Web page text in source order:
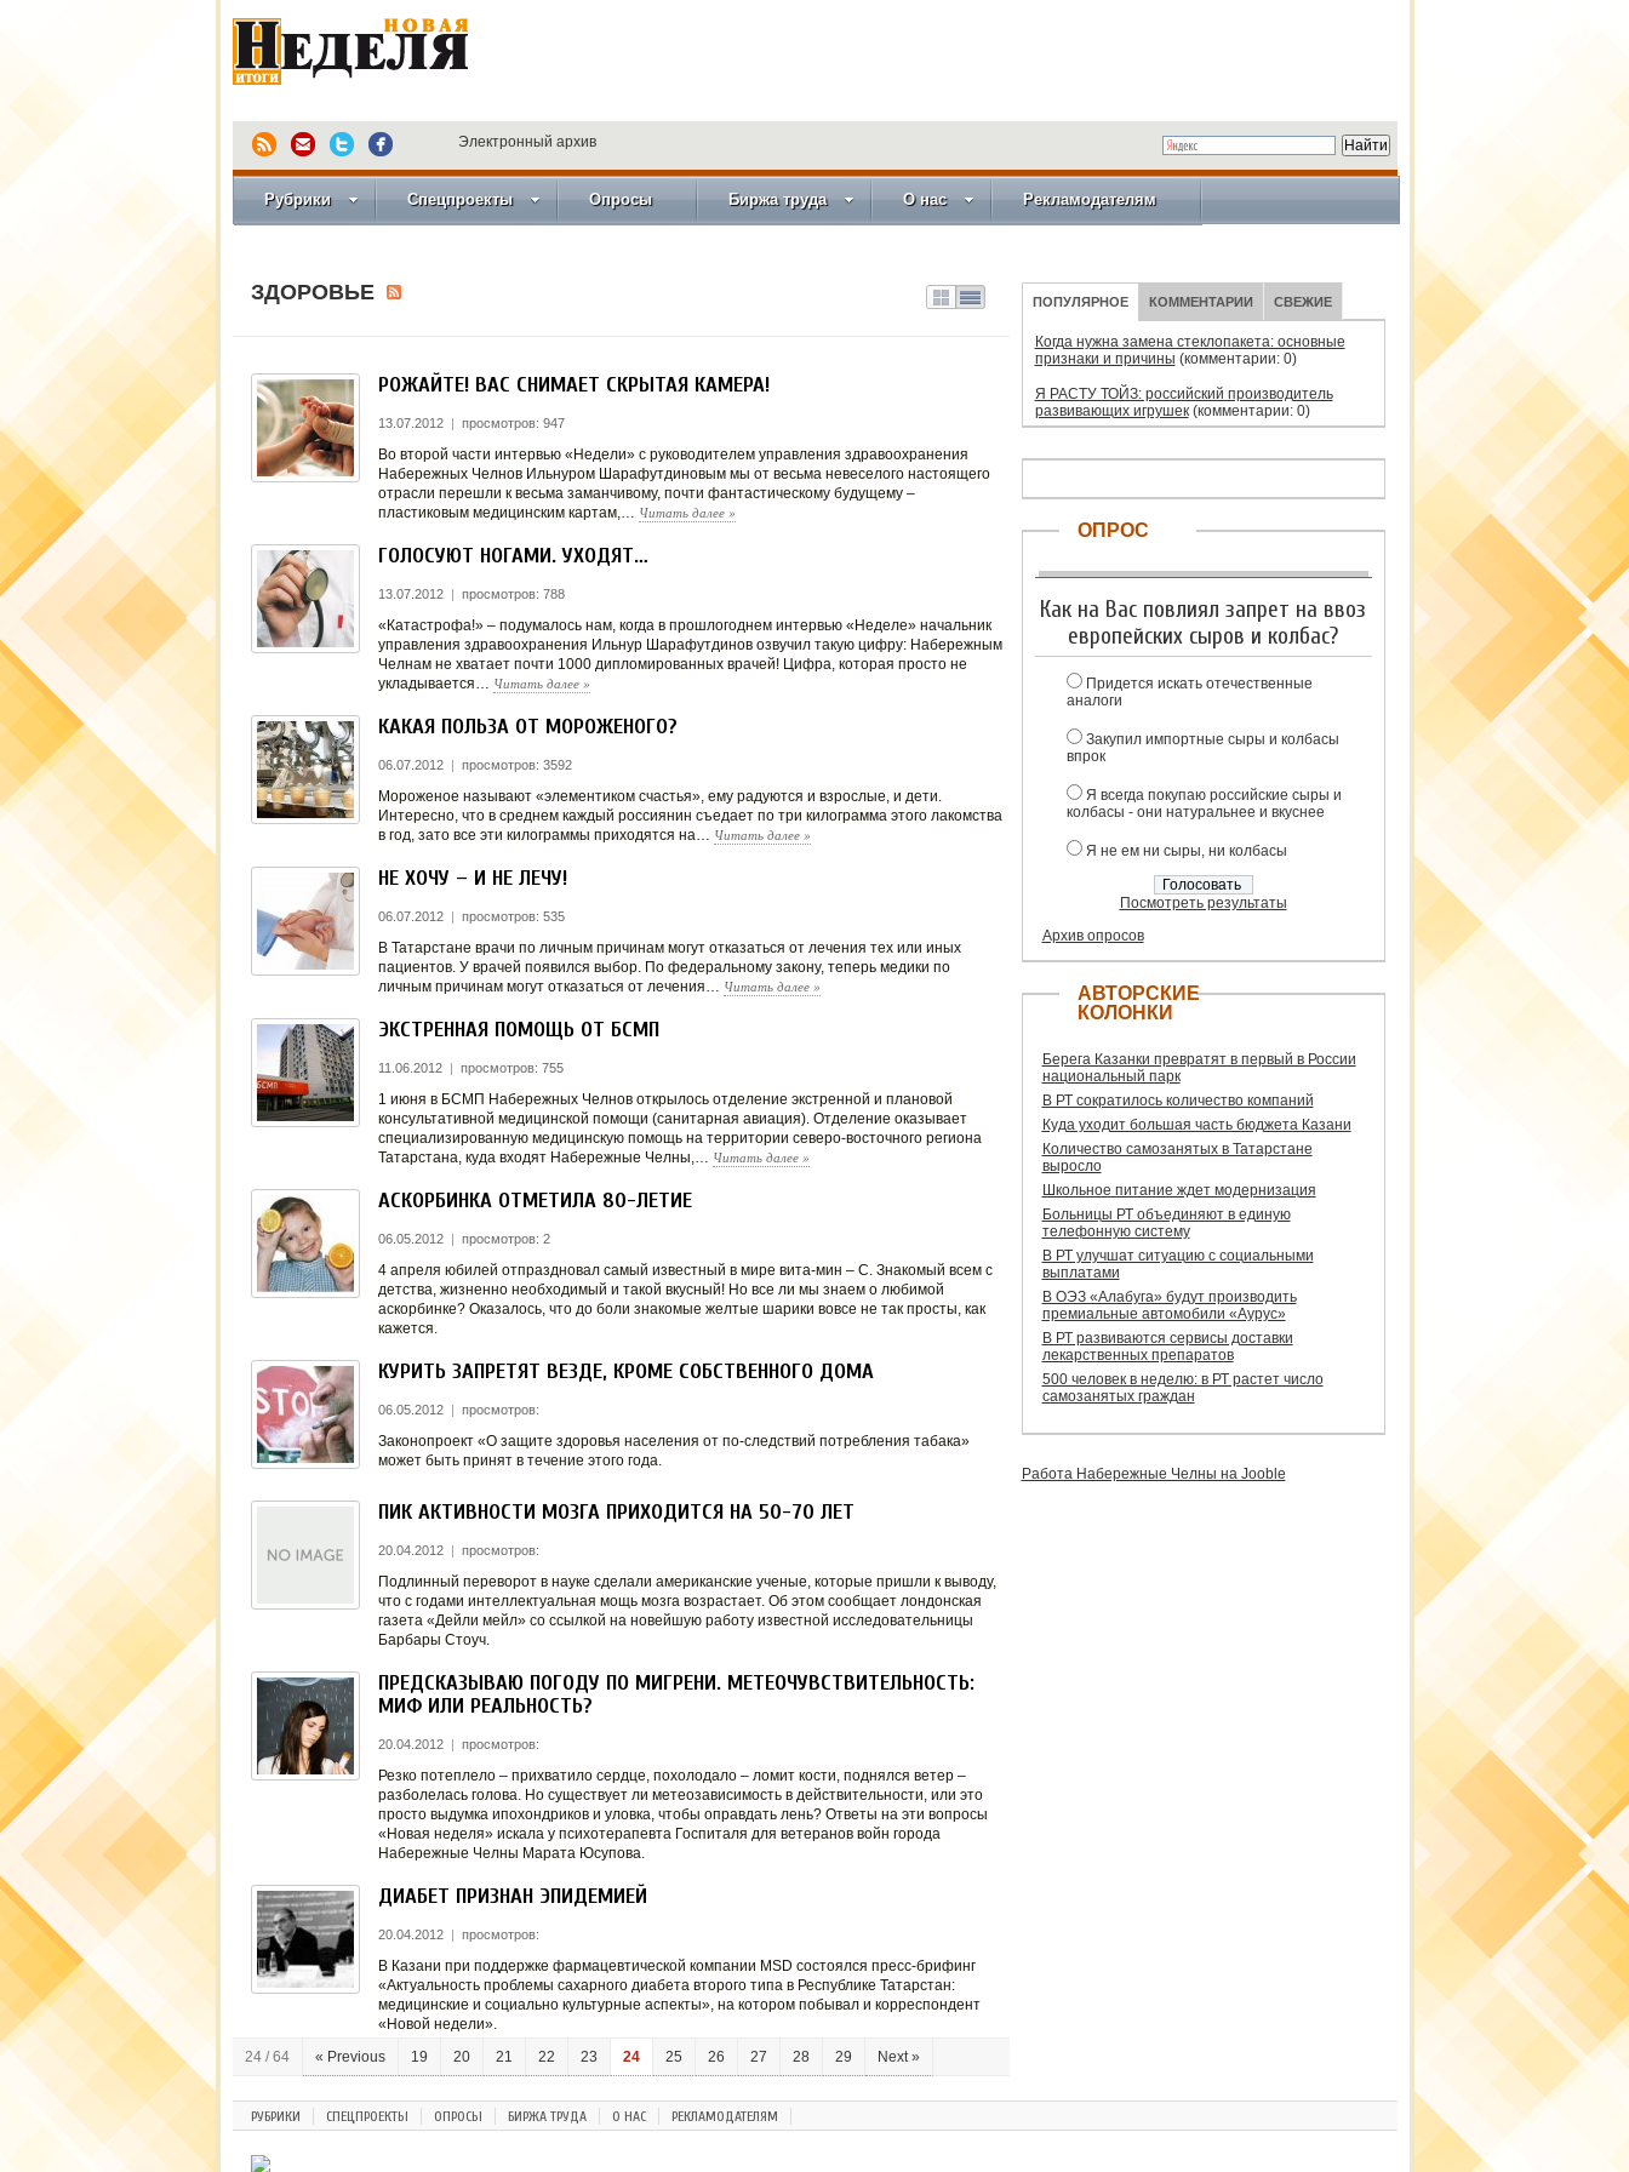
Электронный архив
Рубрики Спецпроекты Опросы Биржа труда О нас Рекламодателям
ЗДОРОВЬЕ
РОЖАЙТЕ! ВАС СНИМАЕТ СКРЫТАЯ КАМЕРА!
13.07.2012 | просмотров: 947
Во второй части интервью «Недели» с руководителем управления здравоохранения
Набережных Челнов Ильнуром Шарафутдиновым мы от весьма невеселого настоящего
отрасли перешли к весьма заманчивому, почти фантастическому будущему –
пластиковым медицинским картам,… Читать далее »
ГОЛОСУЮТ НОГАМИ. УХОДЯТ…
13.07.2012 | просмотров: 788
«Катастрофа!» – подумалось нам, когда в прошлогоднем интервью «Неделе» начальник
управления здравоохранения Ильнур Шарафутдинов озвучил такую цифру: Набережным
Челнам не хватает почти 1000 дипломированных врачей! Цифра, которая просто не
укладывается… Читать далее »
КАКАЯ ПОЛЬЗА ОТ МОРОЖЕНОГО?
06.07.2012 | просмотров: 3592
Мороженое называют «элементиком счастья», ему радуются и взрослые, и дети.
Интересно, что в среднем каждый россиянин съедает по три килограмма этого лакомства
в год, зато все эти килограммы приходятся на… Читать далее »
НЕ ХОЧУ – И НЕ ЛЕЧУ!
06.07.2012 | просмотров: 535
В Татарстане врачи по личным причинам могут отказаться от лечения тех или иных
пациентов. У врачей появился выбор. По федеральному закону, теперь медики по
личным причинам могут отказаться от лечения… Читать далее »
ЭКСТРЕННАЯ ПОМОЩЬ ОТ БСМП
11.06.2012 | просмотров: 755
1 июня в БСМП Набережных Челнов открылось отделение экстренной и плановой
консультативной медицинской помощи (санитарная авиация). Отделение оказывает
специализированную медицинскую помощь на территории северо-восточного региона
Татарстана, куда входят Набережные Челны,… Читать далее »
АСКОРБИНКА ОТМЕТИЛА 80-ЛЕТИЕ
06.05.2012 | просмотров: 2
4 апреля юбилей отпраздновал самый известный в мире вита-мин – С. Знакомый всем с
детства, жизненно необходимый и такой вкусный! Но все ли мы знаем о любимой
аскорбинке? Оказалось, что до боли знакомые желтые шарики вовсе не так просты, как
кажется.
КУРИТЬ ЗАПРЕТЯТ ВЕЗДЕ, КРОМЕ СОБСТВЕННОГО ДОМА
06.05.2012 | просмотров:
Законопроект «О защите здоровья населения от по-следствий потребления табака»
может быть принят в течение этого года.
ПИК АКТИВНОСТИ МОЗГА ПРИХОДИТСЯ НА 50-70 ЛЕТ
20.04.2012 | просмотров:
Подлинный переворот в науке сделали американские ученые, которые пришли к выводу,
что с годами интеллектуальная мощь мозга возрастает. Об этом сообщает лондонская
газета «Дейли мейл» со ссылкой на новейшую работу известной исследовательницы
Барбары Стоуч.
ПРЕДСКАЗЫВАЮ ПОГОДУ ПО МИГРЕНИ. МЕТЕОЧУВСТВИТЕЛЬНОСТЬ:
МИФ ИЛИ РЕАЛЬНОСТЬ?
20.04.2012 | просмотров:
Резко потеплело – прихватило сердце, похолодало – ломит кости, поднялся ветер –
разболелась голова. Но существует ли метеозависимость в действительности, или это
просто выдумка ипохондриков и уловка, чтобы оправдать лень? Ответы на эти вопросы
«Новая неделя» искала у психотерапевта Госпиталя для ветеранов войн города
Набережные Челны Марата Юсупова.
ДИАБЕТ ПРИЗНАН ЭПИДЕМИЕЙ
20.04.2012 | просмотров:
В Казани при поддержке фармацевтической компании MSD состоялся пресс-брифинг
«Актуальность проблемы сахарного диабета второго типа в Республике Татарстан:
медицинские и социально культурные аспекты», на котором побывал и корреспондент
«Новой недели».
24 / 64
« Previous 19 20 21 22 23 24 25 26 27 28 29 Next »
ПОПУЛЯРНОЕ КОММЕНТАРИИ СВЕЖИЕ
Когда нужна замена стеклопакета: основные
признаки и причины (комментарии: 0)
Я РАСТУ ТОЙЗ: российский производитель
развивающих игрушек(комментарии: 0)
ОПРОС
Как на Вас повлиял запрет на ввоз
европейских сыров и колбас?
Придется искать отечественные
аналоги
Закупил импортные сыры и колбасы
впрок
Я всегда покупаю российские сыры и
колбасы - они натуральнее и вкуснее
Я не ем ни сыры, ни колбасы
Посмотреть результаты
Архив опросов
АВТОРСКИЕ
КОЛОНКИ
Берега Казанки превратят в первый в России
национальный парк
В РТ сократилось количество компаний
Куда уходит большая часть бюджета Казани
Количество самозанятых в Татарстане
выросло
Школьное питание ждет модернизация
Больницы РТ объединяют в единую
телефонную систему
В РТ улучшат ситуацию с социальными
выплатами
В ОЭЗ «Алабуга» будут производить
премиальные автомобили «Аурус»
В РТ развиваются сервисы доставки
лекарственных препаратов
500 человек в неделю: в РТ растет число
самозанятых граждан
Работа Набережные Челны на Jooble
РУБРИКИ СПЕЦПРОЕКТЫ ОПРОСЫ БИРЖА ТРУДА О НАС РЕКЛАМОДАТЕЛЯМ